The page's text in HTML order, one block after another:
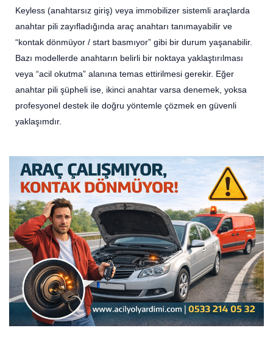
Keyless (anahtarsız giriş) veya immobilizer sistemli araçlarda
anahtar pili zayıfladığında araç anahtarı tanımayabilir ve
“kontak dönmüyor / start basmıyor” gibi bir durum yaşanabilir.
Bazı modellerde anahtarın belirli bir noktaya yaklaştırılması
veya “acil okutma” alanına temas ettirilmesi gerekir. Eğer
anahtar pili şüpheli ise, ikinci anahtar varsa denemek, yoksa
profesyonel destek ile doğru yöntemle çözmek en güvenli
yaklaşımdır.